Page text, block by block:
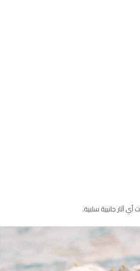
آثار جانبية سلبية.